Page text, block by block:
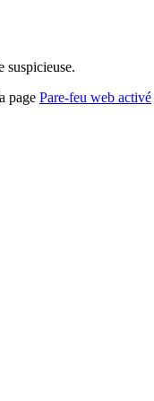
suspicieuse.
page Pare-feu web activé